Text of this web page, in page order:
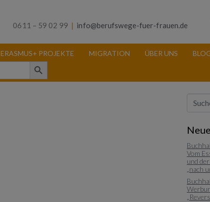
0611 – 59 02 99 | info@berufswege-fuer-frauen.de
ERASMUS+ PROJEKTE MIGRATION ÜBER UNS
Search Button
Vom
und
„nach